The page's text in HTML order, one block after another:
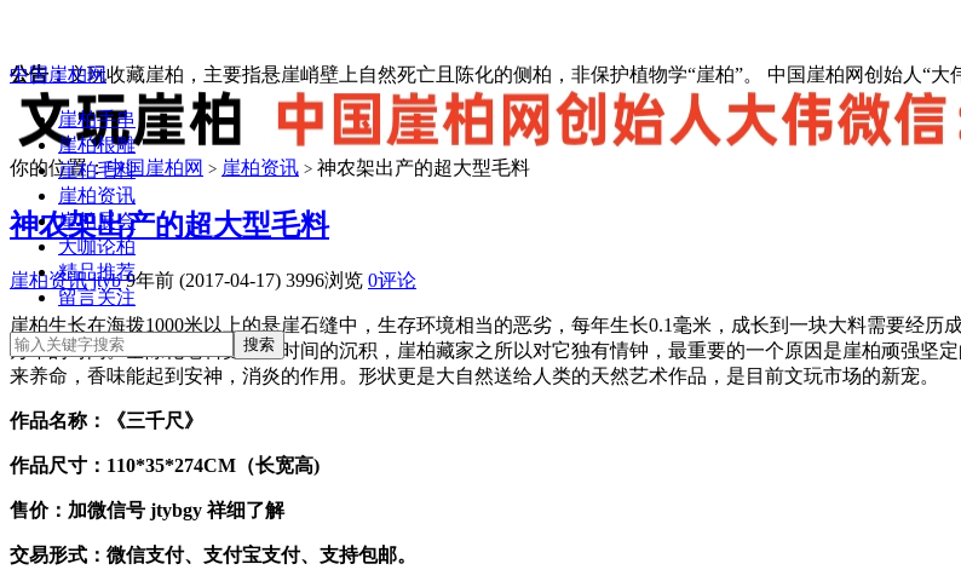
中国崖柏网
崖柏手串
崖柏根雕
崖柏毛料
崖柏资讯
崖柏展会
大咖论柏
精品推荐
留言关注
公告：文玩收藏崖柏，主要指悬崖峭壁上自然死亡且陈化的侧柏，非保护植物学“崖柏”。 中国崖柏网创始人“大
你的位置：中国崖柏网 > 崖柏资讯 > 神农架出产的超大型毛料
神农架出产的超大型毛料
崖柏资讯 jtyb 9年前 (2017-04-17) 3996浏览 0评论
崖柏生长在海拨1000米以上的悬崖石缝中，生存环境相当的恶劣，每年生长0.1毫米，成长到一块大料需要经
万年的时间。全陈化老料更需要时间的沉积，崖柏藏家之所以对它独有情钟，最重要的一个原因是崖柏顽强坚
来养命，香味能起到安神，消炎的作用。形状更是大自然送给人类的天然艺术作品，是目前文玩市场的新宠。
作品名称：《三千尺》
作品尺寸：110*35*274CM（长宽高)
售价：加微信号 jtybgy 祥细了解
交易形式：微信支付、支付宝支付、支持包邮。